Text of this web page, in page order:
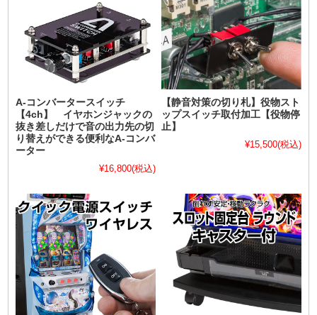
A-コンバータースイッチ
【4ch】 イヤホンジャックの
抜き差しだけで音の出力先の切
り替えができる便利なA-コンバ
ーター
¥16,800(税込)
【静音対策の切り札】役物スト
ップスイッチ取付加工【役物停
止】
¥15,500(税込)